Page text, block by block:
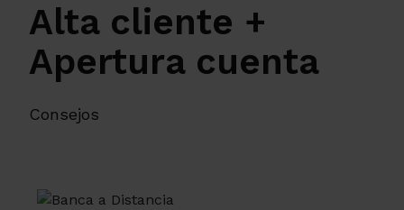
Alta cliente +
Apertura cuenta
Consejos